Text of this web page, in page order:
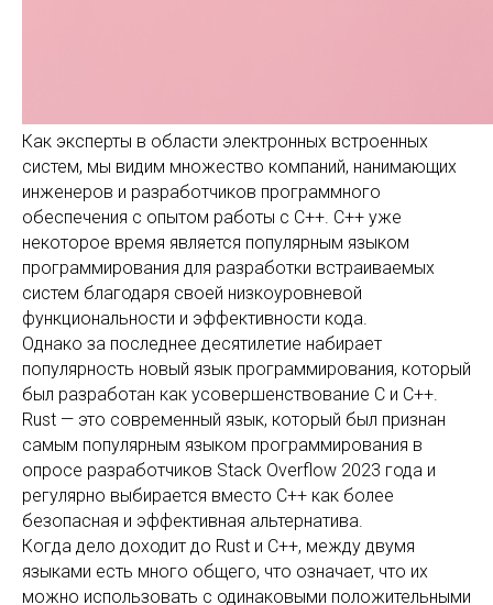
Как эксперты в области электронных встроенных
систем, мы видим множество компаний, нанимающих
инженеров и разработчиков программного
обеспечения с опытом работы с C++. C++ уже
некоторое время является популярным языком
программирования для разработки встраиваемых
систем благодаря своей низкоуровневой
функциональности и эффективности кода.
Однако за последнее десятилетие набирает
популярность новый язык программирования, который
был разработан как усовершенствование C и C++.
Rust — это современный язык, который был признан
самым популярным языком программирования в
опросе разработчиков Stack Overflow 2023 года и
регулярно выбирается вместо C++ как более
безопасная и эффективная альтернатива.
Когда дело доходит до Rust и C++, между двумя
языками есть много общего, что означает, что их
можно использовать с одинаковыми положительными